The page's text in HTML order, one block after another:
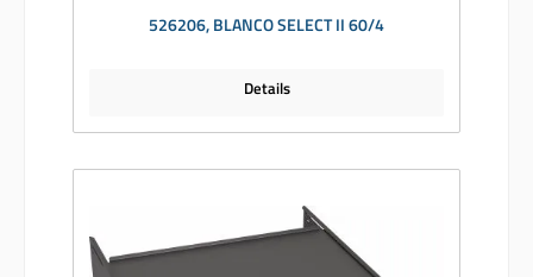
526206, BLANCO SELECT II 60/4
Details